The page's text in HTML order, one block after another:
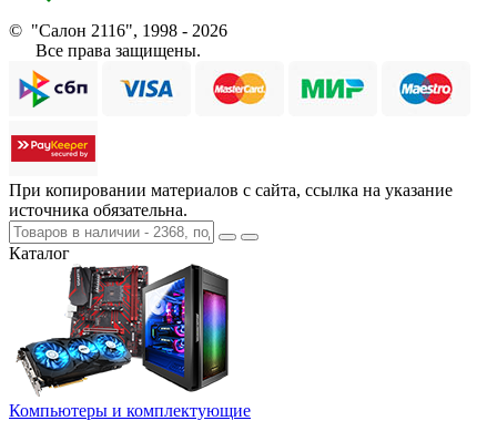
© "Салон 2116", 1998 - 2026
Все права защищены.
При копировании материалов с сайта, ссылка на указание
источника обязательна.
Каталог
Компьютеры и комплектующие